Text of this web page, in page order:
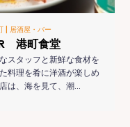
| 居酒屋・バー
港町食堂
スタッフと新鮮な食材を
料理を肴に洋酒が楽しめ
は、海を見て、潮…